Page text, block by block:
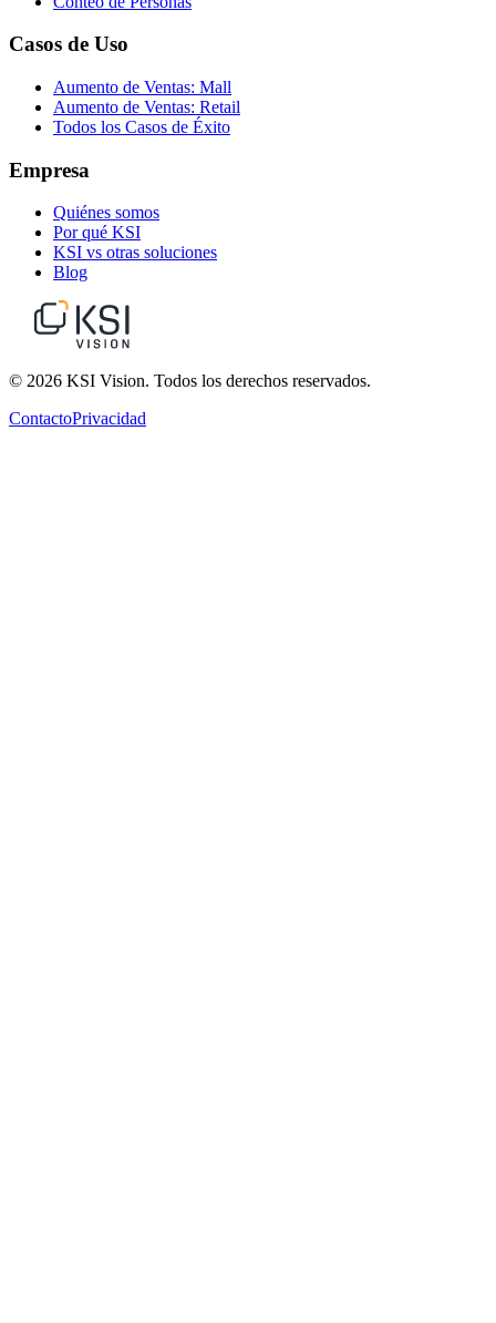
Casos de Uso
Aumento de Ventas: Mall
Aumento de Ventas: Retail
Todos los Casos de Éxito
Empresa
Quiénes somos
Por qué KSI
KSI vs otras soluciones
Blog
© 2026 KSI Vision. Todos los derechos reservados.
ContactoPrivacidad